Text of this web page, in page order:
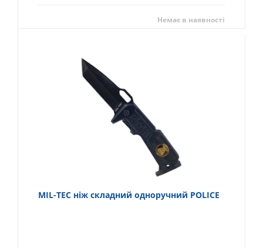
Немає в наявності
MIL-TEC ніж складний одноручний POLICE